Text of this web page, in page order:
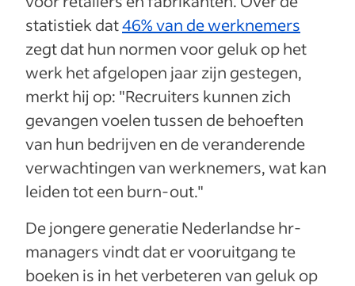
statistiek dat46% van de werknemers
zegt dat hun normen voor geluk op het
werk het afgelopen jaar zijn gestegen,
merkt hij op: "Recruiters kunnen zich
gevangen voelen tussen de behoeften
van hun bedrijven en de veranderende
verwachtingen van werknemers, wat kan
leiden tot een burn-out."
De jongere generatie Nederlandse hr-
managers vindt dat er vooruitgang te
boeken is in het verbeteren van geluk op